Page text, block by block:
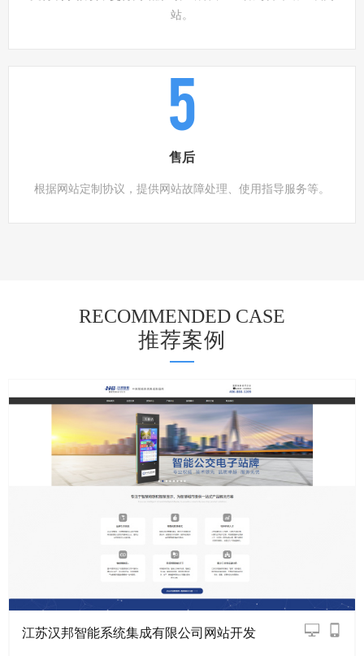
站。
5
售后
根据网站定制协议，提供网站故障处理、使用指导服务等。
RECOMMENDED CASE
推荐案例
江苏汉邦智能系统集成有限公司网站开发